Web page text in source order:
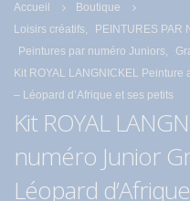
Accueil
Boutique
Loisirs créatifs
PEINTURES PAR
Peintures par numéro Juniors
Kit ROYAL LANGNICKEL
– Léopard d’Afrique et ses petits
Kit ROYAL
numéro Junior
Léopard